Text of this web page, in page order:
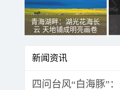
青海湖畔：湖光花海长
云 天地铺成明亮画卷
新闻资讯
四问台风“白海豚”